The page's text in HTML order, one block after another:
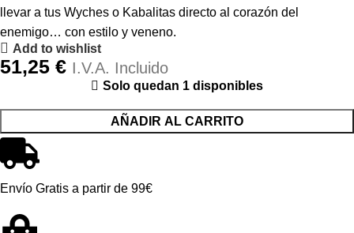
llevar a tus Wyches o Kabalitas directo al corazón del
enemigo… con estilo y veneno.
Add to wishlist
51,25 € I.V.A. Incluido
Solo quedan 1 disponibles
AÑADIR AL CARRITO
Envío Gratis a partir de 99€